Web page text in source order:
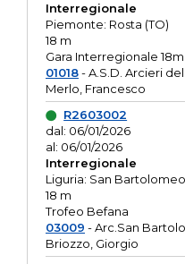
Interregionale
Piemonte: Rosta (TO)
18 m
Gara Interregionale
01018- A.S.D. Arcieri
Merlo, Francesco
R2603002
dal: 06/01/2026
al: 06/01/2026
Interregionale
Liguria: San
18 m
Trofeo Befana
03009 - Arc.San
Briozzo, Giorgio